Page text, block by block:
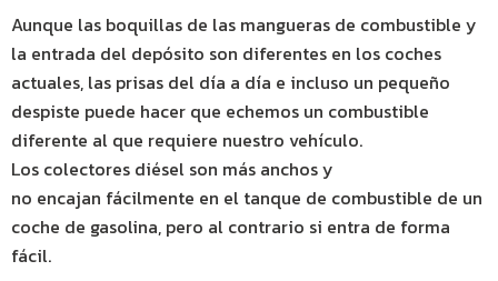
Aunque las boquillas de las mangueras de combustible y
la entrada del depósito son diferentes en los coches
actuales, las prisas del día a día e incluso un pequeño
despiste puede hacer que echemos un combustible
diferente al que requiere nuestro vehículo.
Los colectores diésel son más anchos y
no encajan fácilmente en el tanque de combustible de un
coche de gasolina, pero al contrario si entra de forma
fácil.